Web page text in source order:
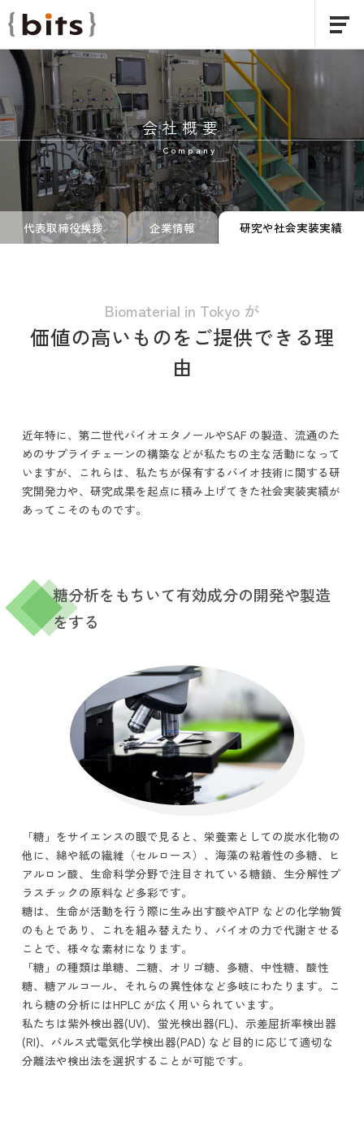
会社概要
Company
代表取締役挨拶 企業情報 研究や社会実装実績
Biomaterial in Tokyo が
価値の高いものをご提供できる理
由
近年特に、第二世代バイオエタノールやSAF の製造、流通のた
めのサプライチェーンの構築などが私たちの主な活動になって
いますが、これらは、私たちが保有するバイオ技術に関する研
究開発力や、研究成果を起点に積み上げてきた社会実装実績が
あってこそのものです。
糖分析をもちいて有効成分の開発や製造
をする
「糖」をサイエンスの眼で見ると、栄養素としての炭水化物の
他に、綿や紙の繊維（セルロース）、海藻の粘着性の多糖、ヒ
アルロン酸、生命科学分野で注目されている糖鎖、生分解性プ
ラスチックの原料など多彩です。
糖は、生命が活動を行う際に生み出す酸やATP などの化学物質
のもとであり、これを組み替えたり、バイオの力で代謝させる
ことで、様々な素材になります。
「糖」の種類は単糖、二糖、オリゴ糖、多糖、中性糖、酸性
糖、糖アルコール、それらの異性体など多岐にわたります。こ
れら糖の分析にはHPLC が広く用いられています。
私たちは紫外検出器(UV)、蛍光検出器(FL)、示差屈折率検出器
(RI)、パルス式電気化学検出器(PAD) など目的に応じて適切な
分離法や検出法を選択することが可能です。